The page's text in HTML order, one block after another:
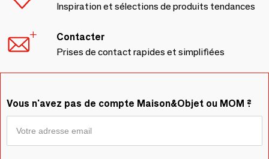
Inspiration et sélections de produits tendances
Contacter
Prises de contact rapides et simplifiées
Vous n'avez pas de compte Maison&Objet ou MOM ?